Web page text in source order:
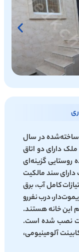
۷۷ متر و زمین ۱۹۶ متری، ساخته‌شده در سال
ملک دارای دو اتاق
روستایی گزینه‌ای
سند مالکیت
کامل آب، برق
درب نفررو
این خانه هستند.
نصب شده است.
آلومینیومی،